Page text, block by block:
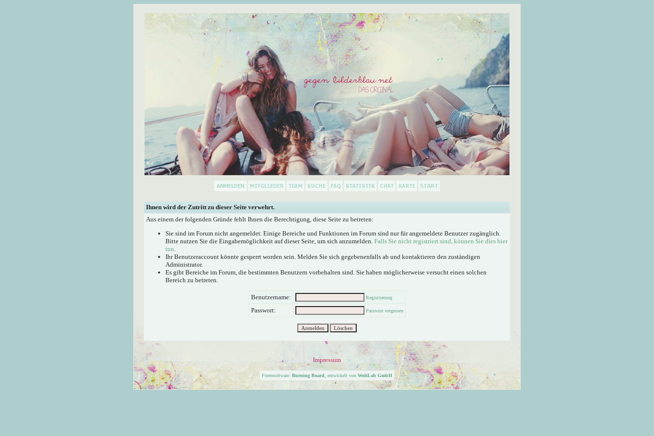
Ihnen wird der Zutritt zu dieser Seite verwehrt.
Aus einem der folgenden Gründe fehlt Ihnen die Berechtigung, diese Seite zu betreten:
Sie sind im Forum nicht angemeldet. Einige Bereiche und Funktionen im Forum sind nur für angemeldete Benutzer zugänglich.
Bitte nutzen Sie die Eingabemöglichkeit auf dieser Seite, um sich anzumelden. Falls Sie nicht registriert sind, können Sie dies hier
tun.
Ihr Benutzeraccount könnte gesperrt worden sein. Melden Sie sich gegebenenfalls ab und kontaktieren den zuständigen
Administrator.
Es gibt Bereiche im Forum, die bestimmten Benutzern vorbehalten sind. Sie haben möglicherweise versucht einen solchen
Bereich zu betreten.
Benutzername: Registrierung
Passwort: Passwort vergessen
Impressum
Forensoftware: Burning Board , entwickelt von WoltLab GmbH